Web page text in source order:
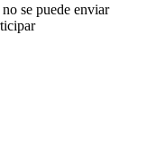
se puede enviar